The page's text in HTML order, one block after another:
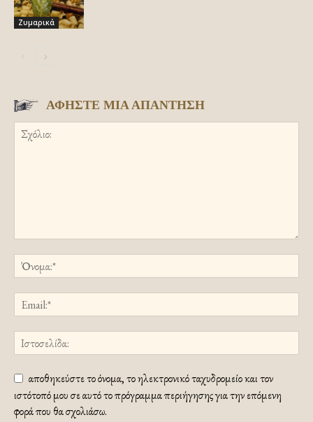
Ζυμαρικά
ΑΦΗΣΤΕ ΜΙΑ ΑΠΑΝΤΗΣΗ
αποθηκεύστε το όνομα, το ηλεκτρονικό ταχυδρομείο και τον
ιστότοπό μου σε αυτό το πρόγραμμα περιήγησης για την επόμενη
φορά που θα σχολιάσω.